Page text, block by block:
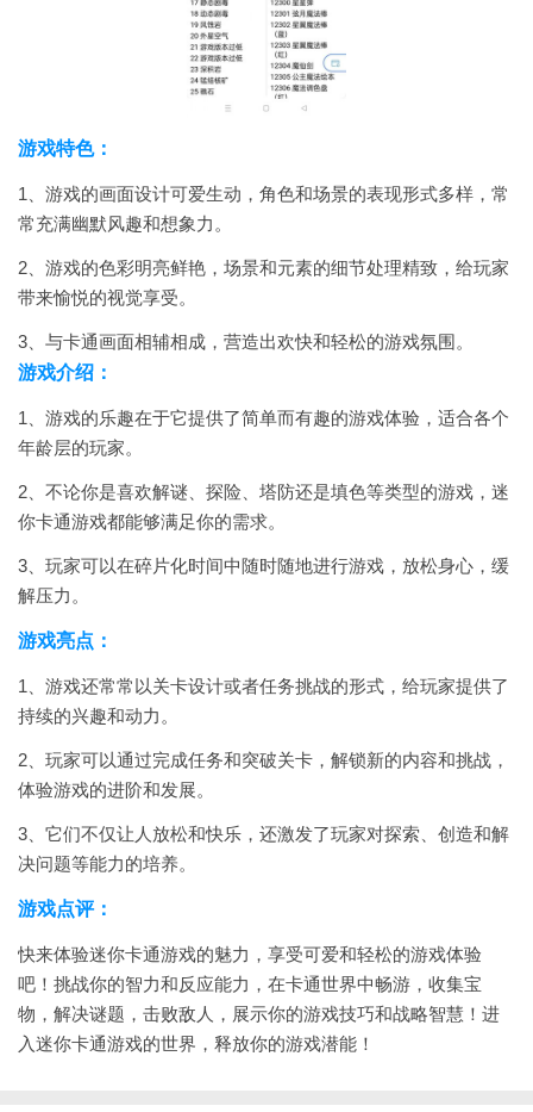
游戏特色：
1、游戏的画面设计可爱生动，角色和场景的表现形式多样，常
常充满幽默风趣和想象力。
2、游戏的色彩明亮鲜艳，场景和元素的细节处理精致，给玩家
带来愉悦的视觉享受。
3、与卡通画面相辅相成，营造出欢快和轻松的游戏氛围。
游戏介绍：
1、游戏的乐趣在于它提供了简单而有趣的游戏体验，适合各个
年龄层的玩家。
2、不论你是喜欢解谜、探险、塔防还是填色等类型的游戏，迷
你卡通游戏都能够满足你的需求。
3、玩家可以在碎片化时间中随时随地进行游戏，放松身心，缓
解压力。
游戏亮点：
1、游戏还常常以关卡设计或者任务挑战的形式，给玩家提供了
持续的兴趣和动力。
2、玩家可以通过完成任务和突破关卡，解锁新的内容和挑战，
体验游戏的进阶和发展。
3、它们不仅让人放松和快乐，还激发了玩家对探索、创造和解
决问题等能力的培养。
游戏点评：
快来体验迷你卡通游戏的魅力，享受可爱和轻松的游戏体验
吧！挑战你的智力和反应能力，在卡通世界中畅游，收集宝
物，解决谜题，击败敌人，展示你的游戏技巧和战略智慧！进
入迷你卡通游戏的世界，释放你的游戏潜能！